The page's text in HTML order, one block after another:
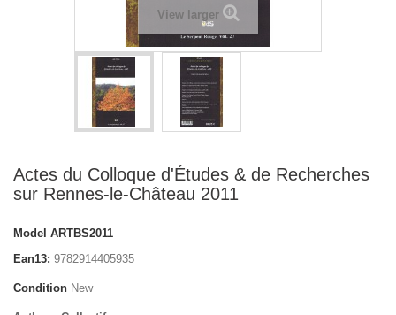
View larger
Actes du Colloque d'Études & de Recherches
sur Rennes-le-Château 2011
Model ARTBS2011
Ean13: 9782914405935
Condition New